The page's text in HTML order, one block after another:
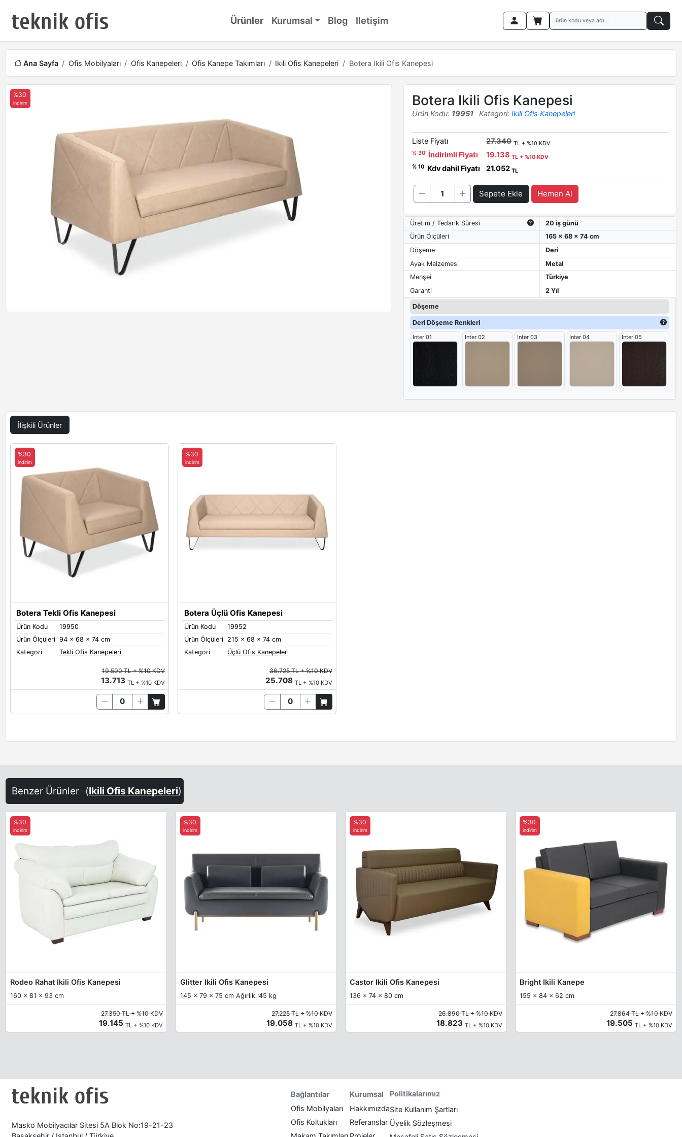
Ürünler Kurumsal Blog Iletişim
Ana Sayfa Ofis Mobilyaları Ofis Kanepeleri Ofis Kanepe Takımları Ikili Ofis Kanepeleri Botera Ikili Ofis Kanepesi
%30
indirim Botera Ikili Ofis Kanepesi
Ürün Kodu: 19951 Kategori:Ikili Ofis Kanepeleri
Liste Fiyatı 27.340 TL + %10 KDV
% 30 İndirimli Fiyatı 19.138TL + %10 KDV
% 10 Kdv dahil Fiyatı 21.052TL
Sepete Ekle Hemen Al
Üretim / Tedarik Süresi
20 iş günü
Ürün Ölçüleri
165 x 68 x 74 cm
Döşeme
Deri
Ayak Malzemesi
Metal
Menşei
Türkiye
Garanti
2 Yıl
Döşeme
Deri Döşeme Renkleri
Inter 01 Inter 02 Inter 03 Inter 04 Inter 05
İlişkili Ürünler
Botera Tekli Ofis Kanepesi
Ürün Kodu
19950
Ürün Ölçüleri 94 x 68 x 74 cm
Kategori
Tekli Ofis Kanepeleri
%30
indirim
19.590 TL + %10 KDV
13.713 TL + %10 KDV
Botera Üçlü Ofis Kanepesi
Ürün Kodu
19952
Ürün Ölçüleri
215 x 68 x 74 cm
Kategori
Üçlü Ofis Kanepeleri
%30
indirim
36.725 TL + %10 KDV
25.708 TL + %10 KDV
Benzer Ürünler (Ikili Ofis Kanepeleri)
Rodeo Rahat Ikili Ofis Kanepesi
160 x 81 x 93 cm
%30
indirim
27.350 TL + %10 KDV
19.145 TL + %10 KDV
Glitter Ikili Ofis Kanepesi
145 x 79 x 75 cm Ağırlık :45 kg
%30
indirim
27.225 TL + %10 KDV
19.058TL + %10 KDV
Castor Ikili Ofis Kanepesi
136 x 74 x 80 cm
%30
indirim
26.890 TL + %10 KDV
18.823TL + %10 KDV
Bright Ikili Kanepe
155 x 84 x 62 cm
%30
indirim
27.864 TL + %10 KDV
19.505 TL + %10 KDV
Masko Mobilyacılar Sitesi 5A Blok No:19-21-23
Bağlantılar
Ofis Mobilyaları
Ofis Koltukları
Kurumsal
Hakkımızda
Referanslar
Politikalarımız
Site Kullanım Şartları
Üyelik Sözleşmesi